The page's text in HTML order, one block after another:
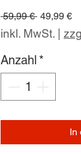
59,99 € 49,99 €
inkl. MwSt.
Anzahl *
In